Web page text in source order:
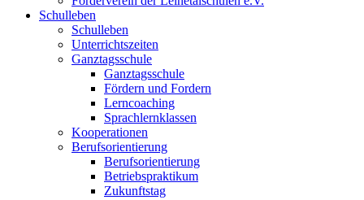
Schulleben
Schulleben
Unterrichtszeiten
Ganztagsschule
Ganztagsschule
Fördern und Fordern
Lerncoaching
Sprachlernklassen
Kooperationen
Berufsorientierung
Berufsorientierung
Betriebspraktikum
Zukunftstag